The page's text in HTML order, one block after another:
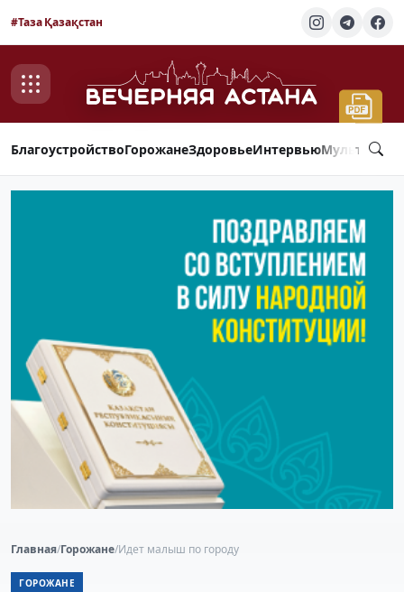
#Таза Қазақстан
БлагоустройствоГорожанеЗдоровьеИнтервью
Главная/Горожане/Идет малыш по городу
ГОРОЖАНЕ